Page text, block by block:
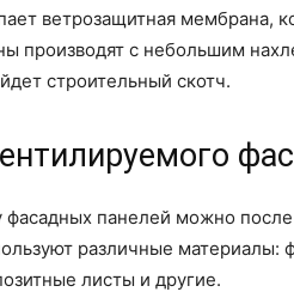
ветрозащитная мембрана,
производят с небольшим
строительный скотч.
фасадных панелей можно
различные материалы:
листы и другие.